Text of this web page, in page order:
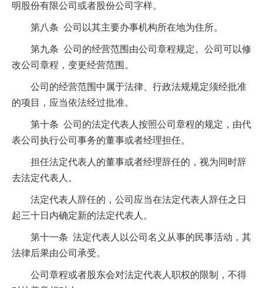
明股份有限公司或者股份公司字样。
第八条 公司以其主要办事机构所在地为住所。
第九条 公司的经营范围由公司章程规定。公司可以修
改公司章程，变更经营范围。
公司的经营范围中属于法律、行政法规规定须经批准
的项目，应当依法经过批准。
第十条 公司的法定代表人按照公司章程的规定，由代
表公司执行公司事务的董事或者经理担任。
担任法定代表人的董事或者经理辞任的，视为同时辞
去法定代表人。
法定代表人辞任的，公司应当在法定代表人辞任之日
起三十日内确定新的法定代表人。
第十一条 法定代表人以公司名义从事的民事活动，其
法律后果由公司承受。
公司章程或者股东会对法定代表人职权的限制，不得